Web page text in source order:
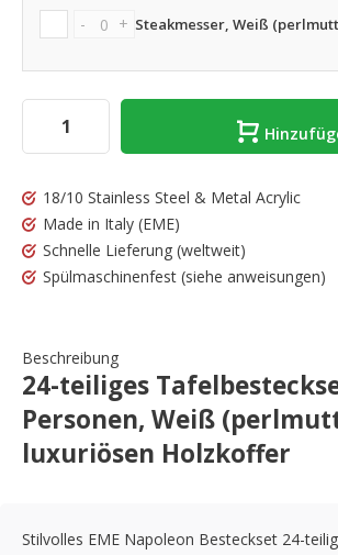
- + Steakmesser, Weiß
18/10 Stainless Steel & Metal Acrylic
Made in Italy (EME)
Schnelle Lieferung (weltweit)
Spülmaschinenfest (siehe anweisungen)
Beschreibung
24-teiliges
Personen, Weiß
luxuriösen Holzkoffer
Stilvolles EME Napoleon Besteckset 24-